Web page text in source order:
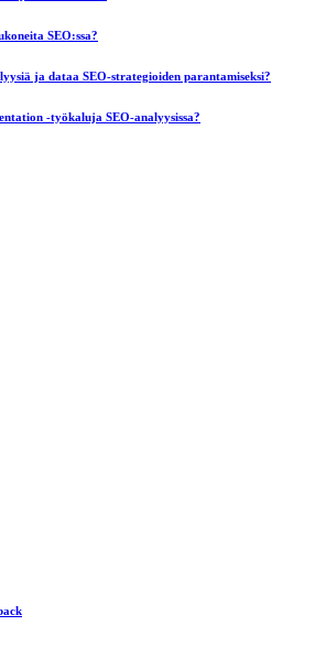
SEO:ssa?
ja dataa SEO-strategioiden parantamiseksi?
-työkaluja SEO-analyysissa?